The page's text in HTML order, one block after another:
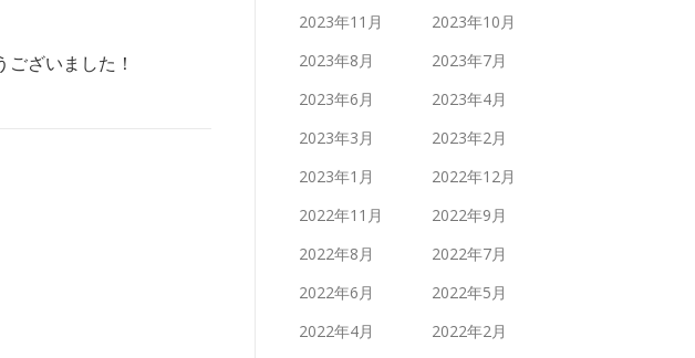
ざいました！
2023年11月
2023年10月
2023年8月
2023年7月
2023年6月
2023年4月
2023年3月
2023年2月
2023年1月
2022年12月
2022年11月
2022年9月
2022年8月
2022年7月
2022年6月
2022年5月
2022年4月
2022年2月